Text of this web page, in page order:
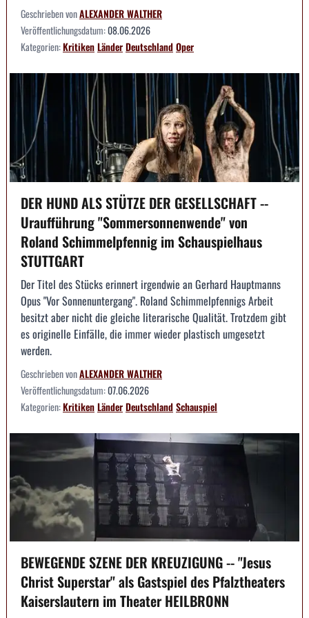
Geschrieben vonALEXANDER WALTHER
Veröffentlichungsdatum:08.06.2026
Kategorien:KritikenLänderDeutschlandOper
DER HUND ALS STÜTZE DER GESELLSCHAFT --
Uraufführung "Sommersonnenwende" von
Roland Schimmelpfennig im Schauspielhaus
STUTTGART
Der Titel des Stücks erinnert irgendwie an Gerhard Hauptmanns
Opus "Vor Sonnenuntergang". Roland Schimmelpfennigs Arbeit
besitzt aber nicht die gleiche literarische Qualität. Trotzdem gibt
es originelle Einfälle, die immer wieder plastisch umgesetzt
werden.
Geschrieben vonALEXANDER WALTHER
Veröffentlichungsdatum:07.06.2026
Kategorien:KritikenLänderDeutschlandSchauspiel
BEWEGENDE SZENE DER KREUZIGUNG -- "Jesus
Christ Superstar" als Gastspiel des Pfalztheaters
Kaiserslautern im Theater HEILBRONN